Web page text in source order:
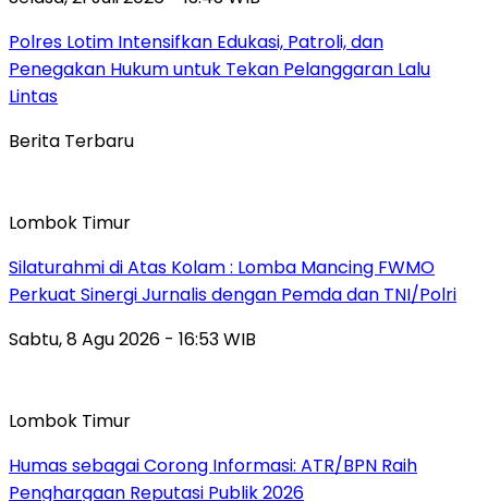
Polres Lotim Intensifkan Edukasi, Patroli, dan
Penegakan Hukum untuk Tekan Pelanggaran Lalu
Lintas
Berita Terbaru
Lombok Timur
Silaturahmi di Atas Kolam : Lomba Mancing FWMO
Perkuat Sinergi Jurnalis dengan Pemda dan TNI/Polri
Sabtu, 8 Agu 2026 - 16:53 WIB
Lombok Timur
Humas sebagai Corong Informasi: ATR/BPN Raih
Penghargaan Reputasi Publik 2026